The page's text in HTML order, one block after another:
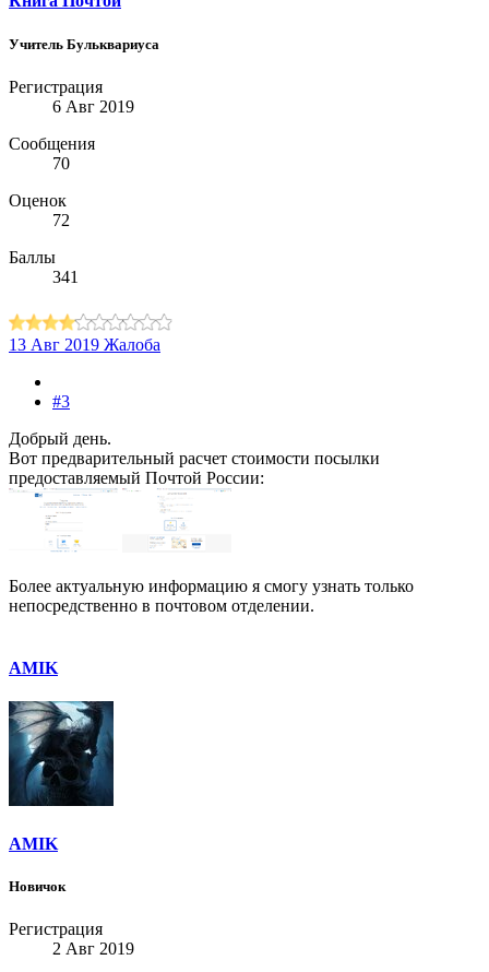
Учитель Бульквариуса
Регистрация
6 Авг 2019
Сообщения
70
Оценок
72
Баллы
341
13 Авг 2019 Жалоба
#3
Добрый день.
Вот предварительный расчет стоимости посылки
предоставляемый Почтой России:
Более актуальную информацию я смогу узнать только
непосредственно в почтовом отделении.
AMIK
AMIK
Новичок
Регистрация
2 Авг 2019